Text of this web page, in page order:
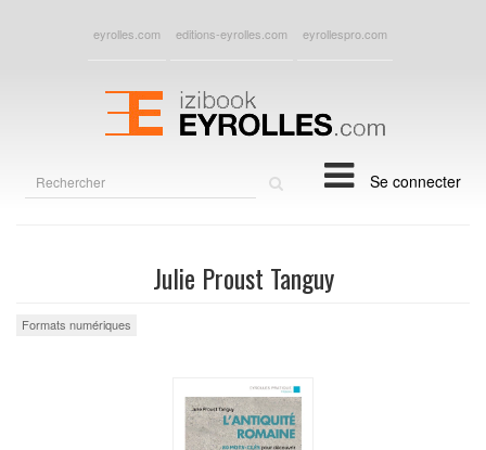
eyrolles.com editions-eyrolles.com eyrollespro.com
Se connecter
Julie Proust Tanguy
Formats numériques